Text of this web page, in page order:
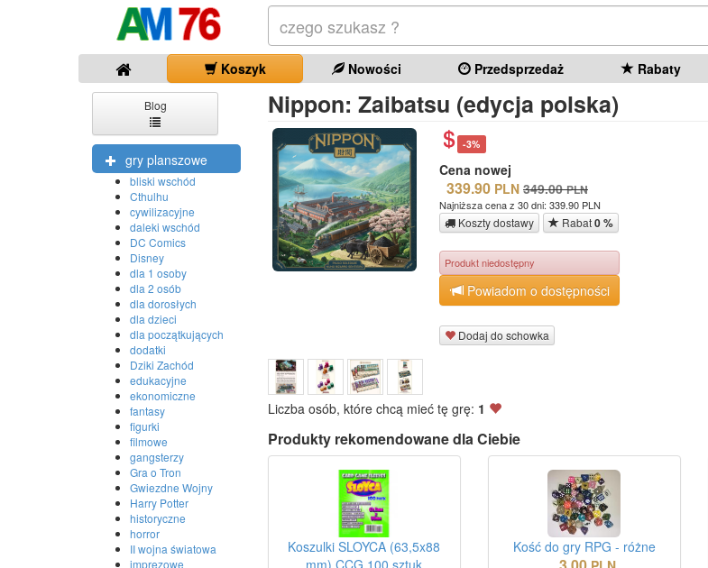
Koszyk Nowości Przedsprzedaż Rabaty
Blog
gry planszowe
bliski wschód
Cthulhu
cywilizacyjne
daleki wschód
DC Comics
Disney
dla 1 osoby
dla 2 osób
dla dorosłych
dla dzieci
dla początkujących
dodatki
Dziki Zachód
edukacyjne
ekonomiczne
fantasy
figurki
filmowe
gangsterzy
Gra o Tron
Gwiezdne Wojny
Harry Potter
historyczne
horror
II wojna światowa
imprezowe
Nippon: Zaibatsu (edycja polska)
-3%
Cena nowej
339.90 PLN 349.00 PLN
Najniższa cena z 30 dni: 339.90 PLN
Koszty dostawy Rabat0 %
Produkt niedostępny
Powiadom o dostępności
Dodaj do schowka
Liczba osób, które chcą mieć tę grę: 1
Produkty rekomendowane dla Ciebie
Koszulki SLOYCA (63,5x88
mm) CCG 100 sztuk
Kość do gry RPG - różne